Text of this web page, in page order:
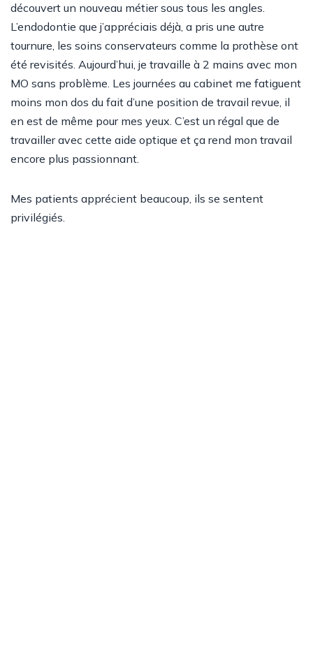
découvert un nouveau métier sous tous les angles.
L’endodontie que j’appréciais déjà, a pris une autre
tournure, les soins conservateurs comme la prothèse ont
été revisités. Aujourd’hui, je travaille à 2 mains avec mon
MO sans problème. Les journées au cabinet me fatiguent
moins mon dos du fait d’une position de travail revue, il
en est de même pour mes yeux. C’est un régal que de
travailler avec cette aide optique et ça rend mon travail
encore plus passionnant.
Mes patients apprécient beaucoup, ils se sentent
privilégiés.